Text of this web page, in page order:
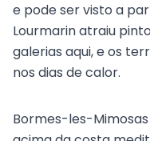
e pode ser visto a
Lourmarin atraiu
galerias aqui, e os
nos dias de calor.
Bormes-les-